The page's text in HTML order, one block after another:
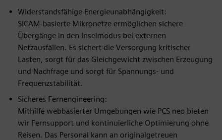
Widerstandsfähige Energieunabhängigkeit:
SICAM-basierte Mikronetze ermöglichen sichere
Übergänge in den Inselmodus bei externen
Netzausfällen. Es sichert die Versorgung kritischer
Lasten, sorgt für das Gleichgewicht zwischen Erzeugung
und Nachfrage und sorgt für Spannungs- und
Frequenzstabilität.
Sicheres Fernengineering:
Mithilfe webbasierter Umgebungen wie PCS neo bieten
wir Fernsupport und kontinuierliche Optimierung ohne
Reisen. Das Personal kann an originalgetreuen